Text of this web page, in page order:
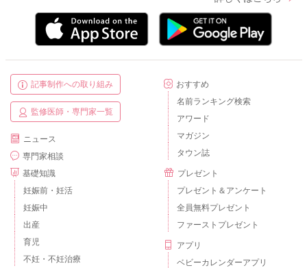
記事制作への取り組み
監修医師・専門家一覧
ニュース
専門家相談
基礎知識
妊娠前・妊活
妊娠中
出産
育児
不妊・不妊治療
おすすめ
名前ランキング検索
アワード
マガジン
タウン誌
プレゼント
プレゼント＆アンケート
全員無料プレゼント
ファーストプレゼント
アプリ
ベビーカレンダーアプリ